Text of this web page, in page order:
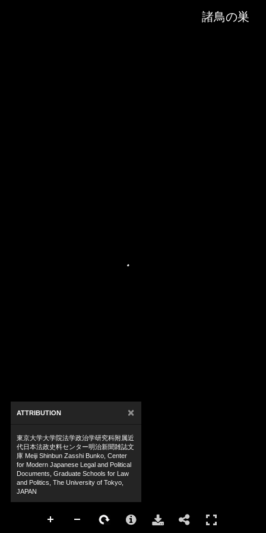
諸鳥の巣
ATTRIBUTION ×
東京大学大学院法学政治学研究科附属近
代日本法政史料センター明治新聞雑誌文
庫 Meiji Shinbun Zasshi Bunko, Center
for Modern Japanese Legal and Political
Documents, Graduate Schools for Law
and Politics, The University of Tokyo,
JAPAN